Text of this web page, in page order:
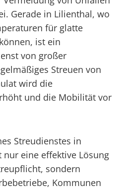
Gerade in Lilienthal, wo
für glatte
ist ein
von großer
Streuen von
wird die
und die Mobilität vor
Streudienstes in
eine effektive Lösung
sondern
Kommunen